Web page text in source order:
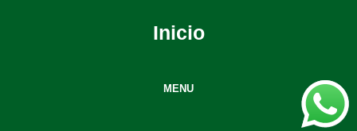
Inicio
MENU